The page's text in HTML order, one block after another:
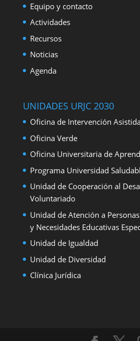
Equipo y contacto
Actividades
Recursos
Noticias
Agenda
UNIDADES URJC 2030
Oficina de Intervención
Oficina Verde
Oficina Universitaria de
Programa Universidad
Unidad de Cooperación al
Voluntariado
Unidad de Atención a
y Necesidades Educativas
Unidad de Igualdad
Unidad de Diversidad
Clínica Jurídica